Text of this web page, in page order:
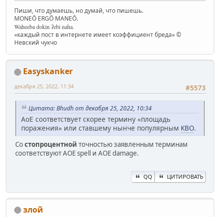
Пиши, что думаешь, но думай, что пишешь.
MONEŌ ERGŌ MANEŌ.
Waheeba dokin ʔebi naha.
«каждый пост в интернете имеет коэффициент бреда» ©
Невский чукчо
Easyskanker
#5573
декабря 25, 2022, 11:34
Цитата: Bhudh от декабря 25, 2022, 10:34
AoE соответствует скорее термину «площадь
поражения» или ставшему нынче популярным КВО.
Состопроцентной точностью заявленным терминам
соответствуют AOE spell и AOE damage.
QQ ЦИТИРОВАТЬ
злой